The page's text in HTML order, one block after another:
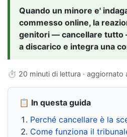
Quando un minore e'
commesso online, la
genitori — cancellare tutto
a discarico e integra una
⏱ 20 minuti di lettura · aggiornato
📋 In questa guida
Perché cancellare è la
Come funziona il